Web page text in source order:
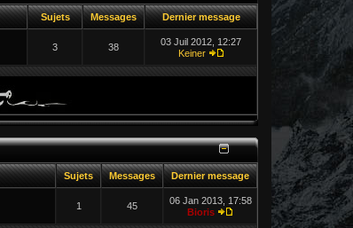
Sujets Messages Dernier message
3 38
03 Juil 2012, 12:27
Keiner
Sujets Messages Dernier message
1 45
06 Jan 2013, 17:58
Bioris